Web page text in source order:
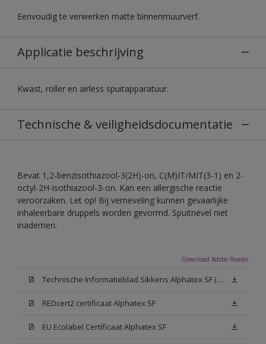
Eenvoudig te verwerken matte binnenmuurverf.
Applicatie beschrijving
Kwast, roller en airless spuitapparatuur.
Technische & veiligheidsdocumentatie
Bevat 1,2-benzisothiazool-3(2H)-on, C(M)IT/MIT(3-1) en 2-
octyl-2H-isothiazool-3-on. Kan een allergische reactie
veroorzaken. Let op! Bij verneveling kunnen gevaarlijke
inhaleerbare druppels worden gevormd. Spuitnevel niet
inademen.
Download Adobe Reader
Technische Informatieblad Sikkens Alphatex SF (PDF)
REDcert2 certificaat Alphatex SF
EU Ecolabel Certificaat Alphatex SF